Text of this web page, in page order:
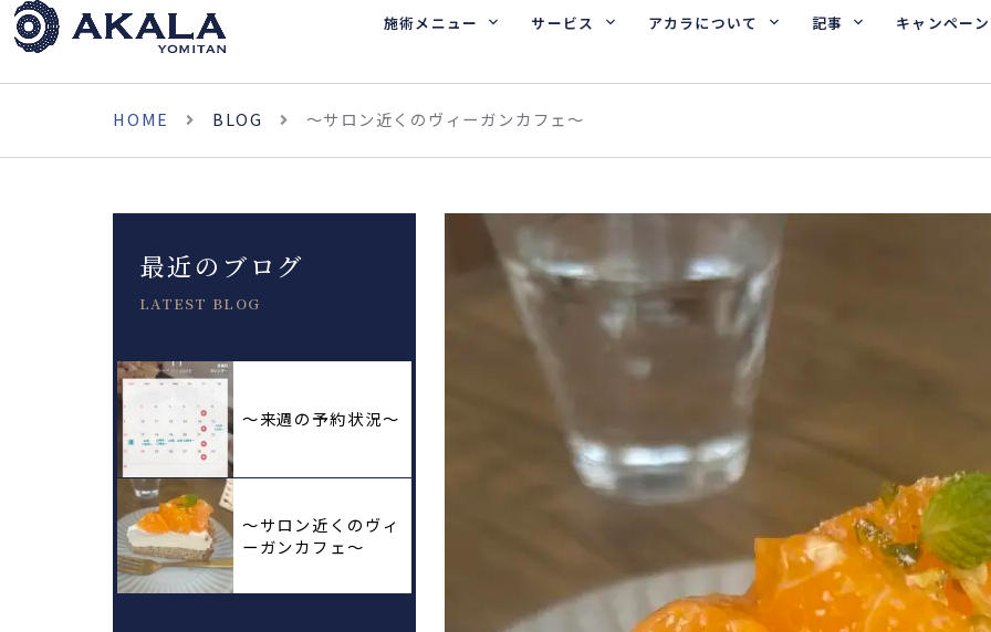
施術メニュー サービス アカラについて 記事 キャンペーン
HOME BLOG 〜サロン近くのヴィーガンカフェ〜
最近のブログ
LATEST BLOG
〜来週の予約状況〜
〜サロン近くのヴィ
ーガンカフェ〜